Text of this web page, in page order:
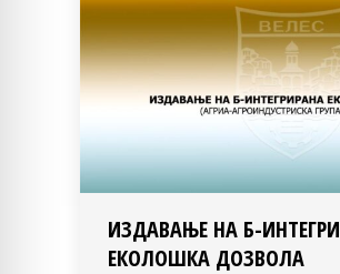
ИЗДАВАЊЕ НА Б-
ЕКОЛОШКА ДОЗВОЛА